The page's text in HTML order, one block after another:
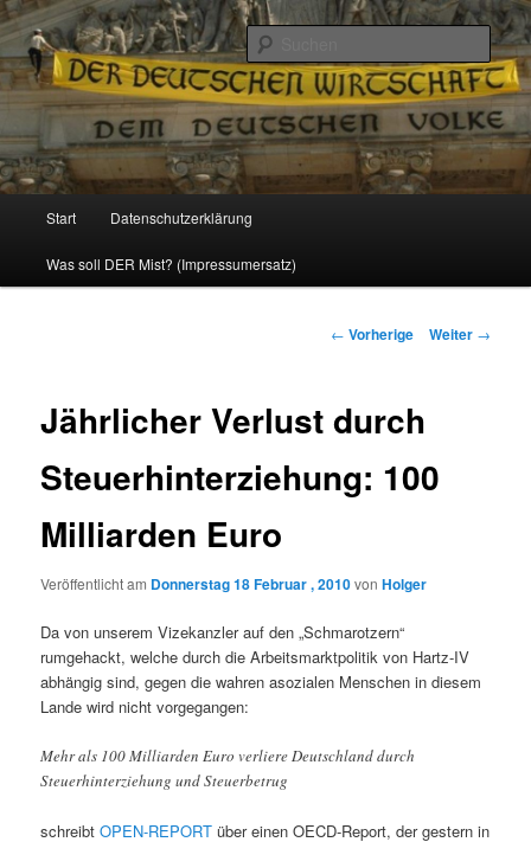
Reizzentrum
Politik, Wirtschaft, Soziales und Gesellschaft
Zum
Inhalt
Start Datenschutzerklärung
Was soll DER Mist? (Impressumersatz)
Beitrags-
← Vorherige Weiter →
Jährlicher Verlust durch
Steuerhinterziehung: 100
Milliarden Euro
Veröffentlicht am Donnerstag 18 Februar , 2010vonHolger
Da von unserem Vizekanzler auf den „Schmarotzern“
rumgehackt, welche durch die Arbeitsmarktpolitik von Hartz-IV
abhängig sind, gegen die wahren asozialen Menschen in diesem
Lande wird nicht vorgegangen:
Mehr als 100 Milliarden Euro verliere Deutschland durch
Steuerhinterziehung und Steuerbetrug
schreibtOPEN-REPORT über einen OECD-Report, der gestern in